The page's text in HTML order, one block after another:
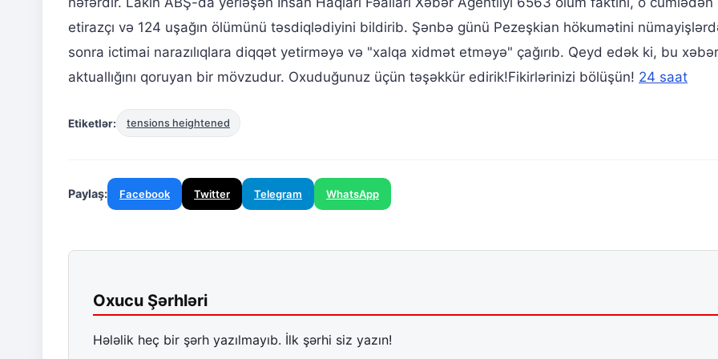
etirazçı və 124 uşağın ölümünü təsdiqlədiyini bildirib. Şənbə günü Pezeşkian hökumətini
sonra ictimai narazılıqlara diqqət yetirməyə və "xalqa xidmət etməyə" çağırıb. Qeyd edək ki, bu xəbər
aktuallığını qoruyan bir mövzudur. Oxuduğunuz üçün təşəkkür edirik!Fikirlərinizi bölüşün! 24 saat
Etiketlər: tensions heightened
Paylaş: Facebook Twitter Telegram WhatsApp
Oxucu Şərhləri
Hələlik heç bir şərh yazılmayıb. İlk şərhi siz yazın!